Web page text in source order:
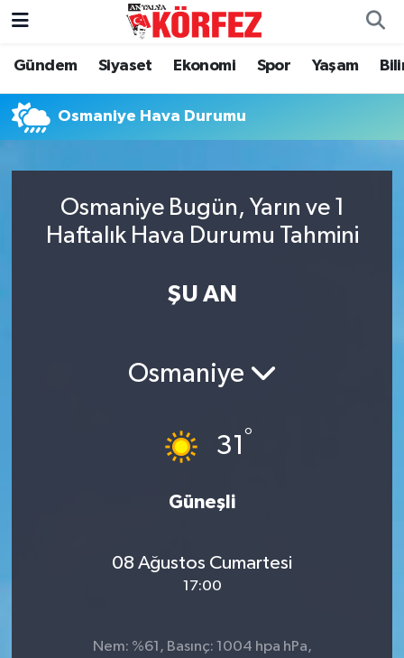
Gündem Siyaset Ekonomi Spor Yaşam
Osmaniye Hava Durumu
Osmaniye Bugün, Yarın ve 1
Haftalık Hava Durumu Tahmini
ŞU AN
Osmaniye
31 °
Güneşli
08 Ağustos Cumartesi
17:00
Nem: %61, Basınç: 1004 hpa hPa,
Gündem
Siyaset
Ekonomi
Nöbetçi Eczaneler
Hava Durumu
Süper Lig Puan Durumu ve Fikstür
Son Dakika Haberleri